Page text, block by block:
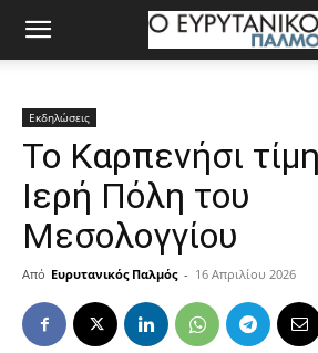
Εκδηλώσεις
Το Καρπενήσι
Ιερή Πόλη του
Μεσολογγίου
Από Ευρυτανικός Παλμός - 16 Απριλίου 2026